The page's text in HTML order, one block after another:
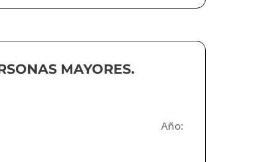
MAYORES.
Año: